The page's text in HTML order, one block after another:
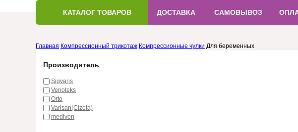
КАТАЛОГ ТОВАРОВ ДОСТАВКА САМОВЫВОЗ
Главная Компрессионный трикотаж Компрессионные чулки Для беременных
Производитель
Sigvaris
Venoteks
Orto
Varisan(Cizeta)
mediven